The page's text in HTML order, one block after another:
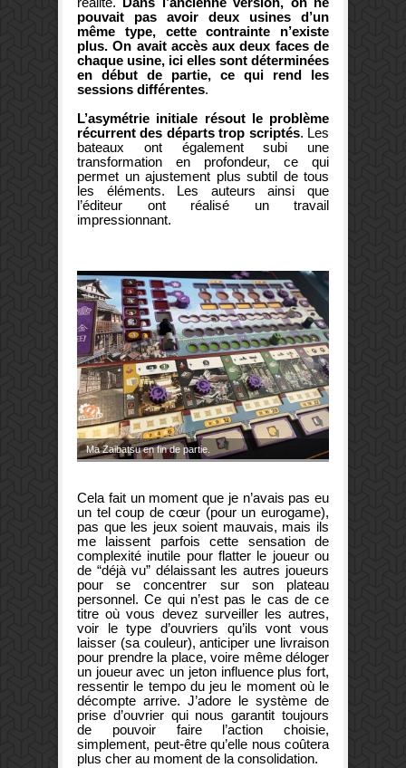
pouvait pas avoir deux usines d’un
même type, cette contrainte n’existe
plus. On avait accès aux deux faces de
chaque usine, ici elles sont déterminées
en début de partie, ce qui rend les
sessions différentes.
L’asymétrie initiale résout le problème
récurrent des départs trop scriptés. Les
bateaux ont également subi une
transformation en profondeur, ce qui
permet un ajustement plus subtil de tous
les éléments. Les auteurs ainsi que
l’éditeur ont réalisé un travail
impressionnant.
Ma Zaibatsu en fin de partie.
Cela fait un moment que je n’avais pas eu
un tel coup de cœur (pour un eurogame),
pas que les jeux soient mauvais, mais ils
me laissent parfois cette sensation de
complexité inutile pour flatter le joueur ou
de “déjà vu” délaissant les autres joueurs
pour se concentrer sur son plateau
personnel. Ce qui n’est pas le cas de ce
titre où vous devez surveiller les autres,
voir le type d’ouvriers qu’ils vont vous
laisser (sa couleur), anticiper une livraison
pour prendre la place, voire même déloger
un joueur avec un jeton influence plus fort,
ressentir le tempo du jeu le moment où le
décompte arrive. J’adore le système de
prise d’ouvrier qui nous garantit toujours
de pouvoir faire l’action choisie,
simplement, peut-être qu’elle nous coûtera
plus cher au moment de la consolidation.